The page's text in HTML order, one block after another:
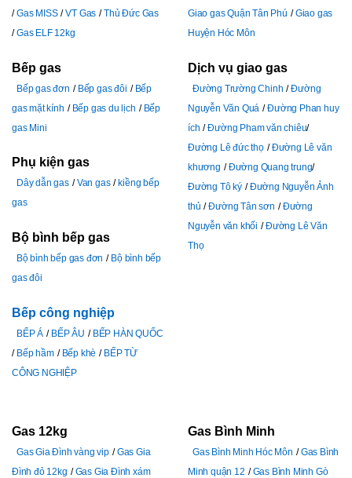
Gas MISS
VT Gas
Thủ Đức Gas
Gas ELF 12kg
Bếp gas
Bếp gas đơn Bếp gas đôi
Bếp
gas mặt kính
Bếp gas du lịch
Bếp
gas Mini
Phụ kiện gas
Dây dẫn gas Van gas
kiềng bếp
gas
Bộ bình bếp gas
Bộ bình bếp gas đơn
Bộ bình bếp
gas đôi
Bếp công nghiệp
BẾP Á BẾP ÂU
BẾP HÀN QUỐC
Bếp hầm
Bếp khè
BẾP TỪ
CÔNG NGHIỆP
Giao gas Quận Tân Phú
Giao gas
Huyện Hóc Môn
Dịch vụ giao gas
Đường Trường Chinh
Đường
Nguyễn Văn Quá
Đường Phan huy
ích
Đường Pham văn chiêu
Đường Lê đức thọ
Đường Lê văn
khương
Đường Quang trung
Đường Tô ký
Đường Nguyễn Ảnh
thủ
Đường Tân sơn
Đường
Nguyễn văn khối
Đường Lê Văn
Thọ
Gas 12kg
Gas Gia Đình vàng vip
Gas Gia
Đình đỏ 12kg
Gas Gia Đình xám
Gas Bình Minh
Gas Bình Minh Hóc Môn
Gas Bình
Minh quận 12
Gas Bình Minh Gò